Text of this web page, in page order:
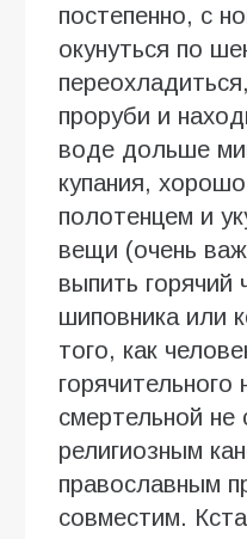
постепенно, с
окунуться по
проруби и
воде дольше
купания,
полотенцем и
вещи (очень
выпить горячий
шиповника или
того, как
горячительного
смертельной не
религиозным
православным
совместим.